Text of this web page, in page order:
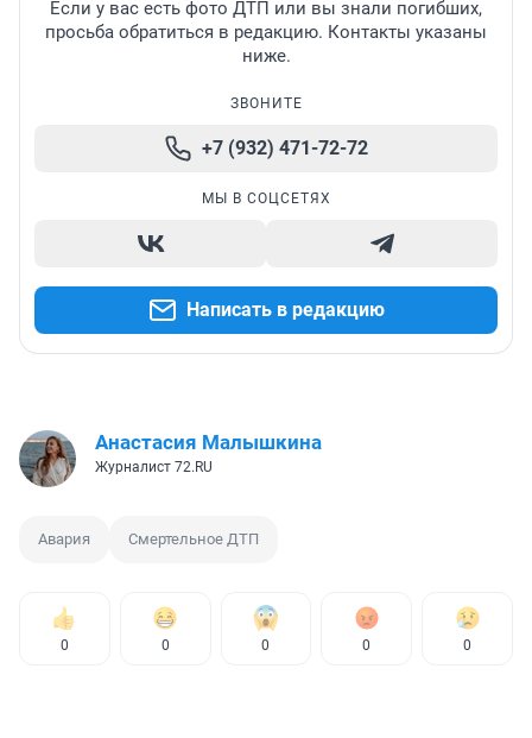
Если у вас есть фото ДТП или вы знали погибших,
просьба обратиться в редакцию. Контакты указаны
ниже.
ЗВОНИТЕ
+7 (932) 471-72-72
МЫ В СОЦСЕТЯХ
Написать в редакцию
Анастасия Малышкина
Журналист 72.RU
Авария Смертельное ДТП
0 0 0 0 0